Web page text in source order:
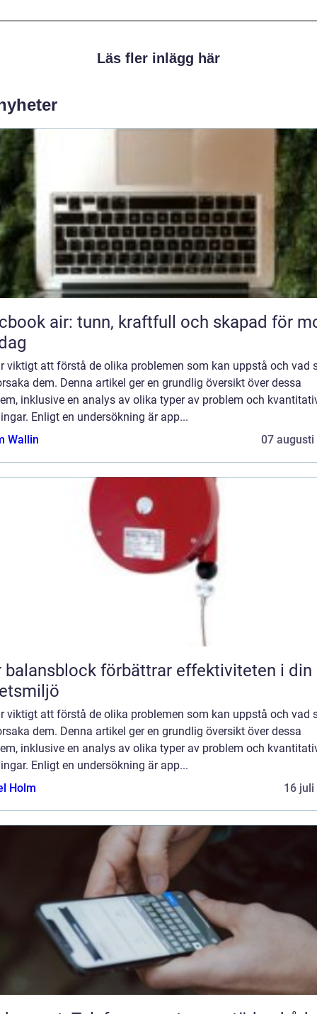
Läs fler inlägg här
air: tunn, kraftfull och skapad för
viktigt att förstå de olika problemen som kan uppstå och vad
dem. Denna artikel ger en grundlig översikt över dessa
inklusive en analys av olika typer av problem och
Enligt en undersökning är app...
Wallin
07 augusti
balansblock förbättrar effektiviteten i din
viktigt att förstå de olika problemen som kan uppstå och vad
dem. Denna artikel ger en grundlig översikt över dessa
inklusive en analys av olika typer av problem och
Enligt en undersökning är app...
Holm
16 juli